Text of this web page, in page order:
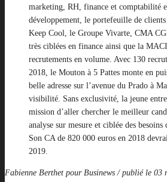
marketing, RH, finance et comptabilité
développement, le portefeuille de clients
Keep Cool, le Groupe Vivarte, CMA
très ciblées en finance ainsi que la
recrutements en volume. Avec 130
2018, le Mouton à 5 Pattes monte en
belle adresse sur l’avenue du Prado à
visibilité. Sans exclusivité, la jeune
mission d’aller chercher le meilleur
analyse sur mesure et ciblée des besoins
Son CA de 820 000 euros en 2018
2019.
Fabienne Berthet pour Businews / publié le 03